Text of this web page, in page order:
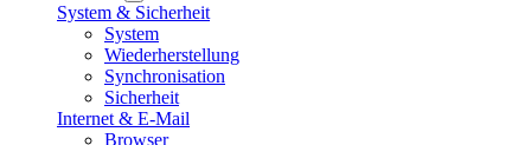
System & Sicherheit
System
Wiederherstellung
Synchronisation
Sicherheit
Internet & E-Mail
Browser